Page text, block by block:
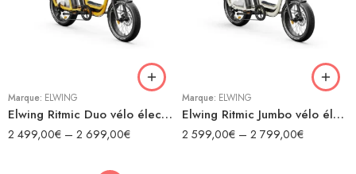
Marque: ELWING
Elwing Ritmic Duo vélo électrique cargo biplace
2 499,00€ – 2 699,00€
Gold
Marque: ELWING
Elwing Ritmic Jumbo vélo électrique cargo longtail
2 599,00€ – 2 799,00€
Gold
Gris